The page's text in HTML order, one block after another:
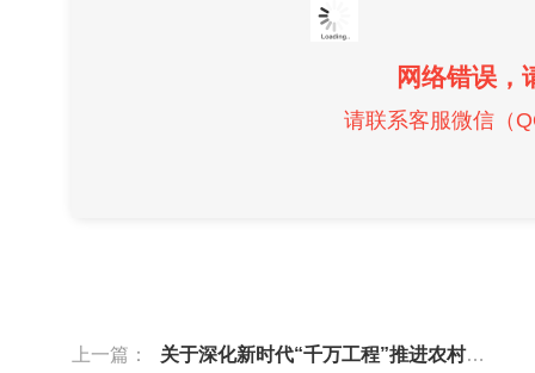
网络错误，
请联系客服微信（
上一篇： 关于深化新时代“千万工程”推进农村集体经济经理人乡村运营工作的实施方案